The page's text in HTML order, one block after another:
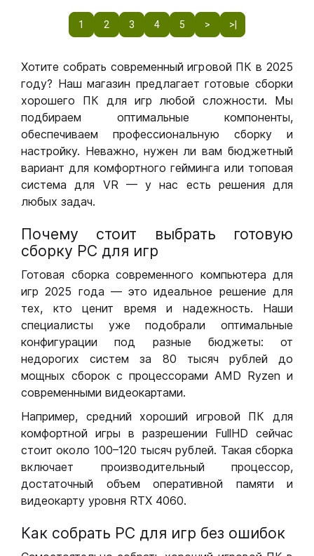
1 2 3 4 5 > >|
Хотите собрать современный игровой ПК в 2025
году? Наш магазин предлагает готовые сборки
хорошего ПК для игр любой сложности. Мы
подбираем оптимальные компоненты,
обеспечиваем профессиональную сборку и
настройку. Неважно, нужен ли вам бюджетный
вариант для комфортного гейминга или топовая
система для VR — у нас есть решения для
любых задач.
Почему стоит выбрать готовую
сборку РС для игр
Готовая сборка современного компьютера для
игр 2025 года — это идеальное решение для
тех, кто ценит время и надежность. Наши
специалисты уже подобрали оптимальные
конфигурации под разные бюджеты: от
недорогих систем за 80 тысяч рублей до
мощных сборок с процессорами AMD Ryzen и
современными видеокартами.
Например, средний хороший игровой ПК для
комфортной игры в разрешении FullHD сейчас
стоит около 100–120 тысяч рублей. Такая сборка
включает производительный процессор,
достаточный объем оперативной памяти и
видеокарту уровня RTX 4060.
Как собрать РС для игр без ошибок